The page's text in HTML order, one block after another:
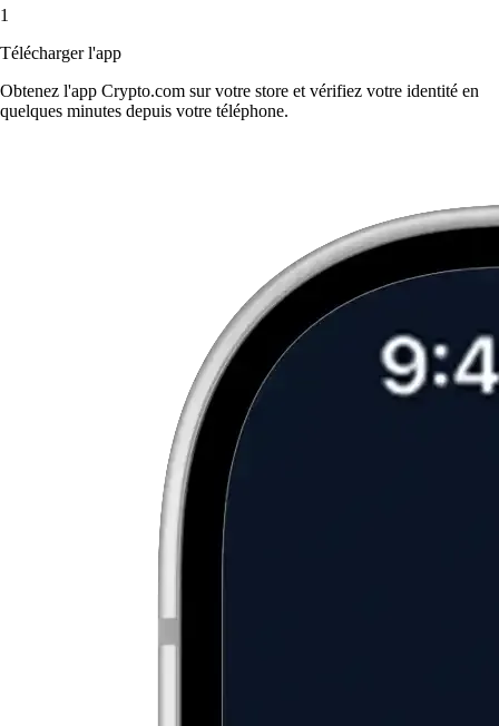
1
Télécharger l'app
Obtenez l'app Crypto.com sur votre store et vérifiez votre identité en
quelques minutes depuis votre téléphone.